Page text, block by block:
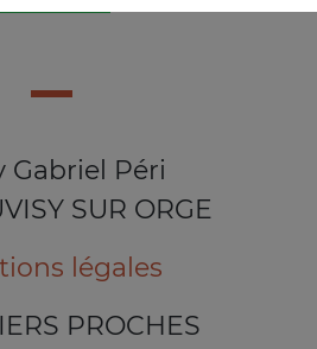
Gabriel Péri
SUR ORGE
légales
PROCHES